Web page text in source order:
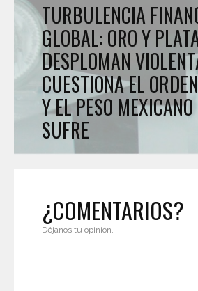
TURBULENCIA
GLOBAL: ORO Y
DESPLOMAN
CUESTIONA EL
Y EL PESO
SUFRE
¿COMENTARIOS?
Déjanos tu opinión.